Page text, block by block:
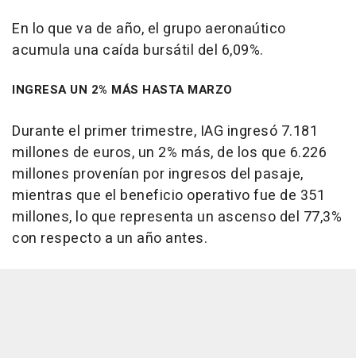
En lo que va de año, el grupo aeronaútico
acumula una caída bursátil del 6,09%.
INGRESA UN 2% MÁS HASTA MARZO
Durante el primer trimestre, IAG ingresó 7.181
millones de euros, un 2% más, de los que 6.226
millones provenían por ingresos del pasaje,
mientras que el beneficio operativo fue de 351
millones, lo que representa un ascenso del 77,3%
con respecto a un año antes.